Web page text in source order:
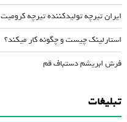
ایران تیرچه تولیدکننده تیرچه کرومیت
استارلینک چیست و چگونه کار میکند؟
فرش ابریشم دستباف قم
تبلیغات